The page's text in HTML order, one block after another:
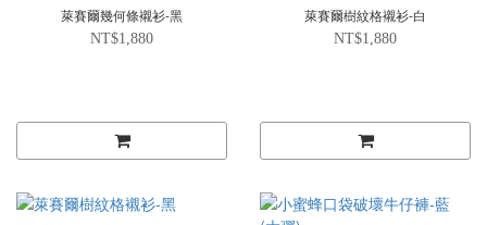
萊賽爾幾何條襯衫-黑
NT$1,880
萊賽爾樹紋格襯衫-白
NT$1,880